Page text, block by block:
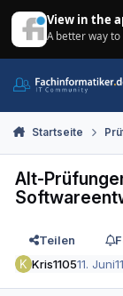
View in the
A better way
Startseite
Alt-
Teilen
Kris110511. Juni